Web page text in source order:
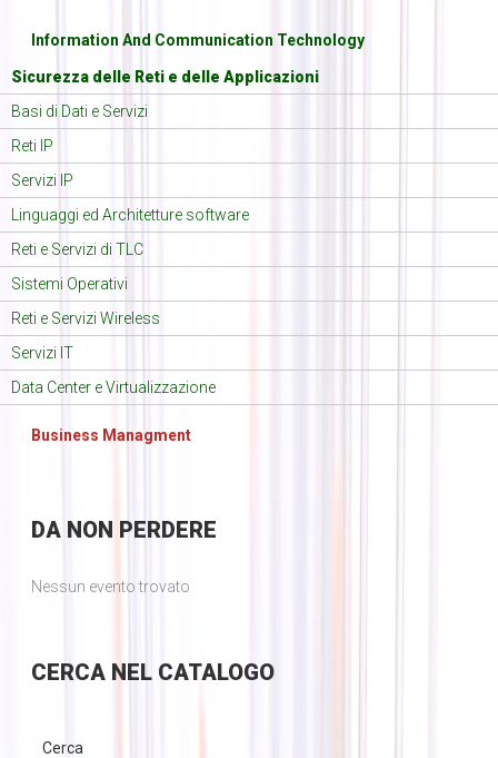
Information And Communication Technology
Sicurezza delle Reti e delle Applicazioni
Basi di Dati e Servizi
Reti IP
Servizi IP
Linguaggi ed Architetture software
Reti e Servizi di TLC
Sistemi Operativi
Reti e Servizi Wireless
Servizi IT
Data Center e Virtualizzazione
Business Managment
DANON PERDERE
Nessun evento trovato
CERCANEL CATALOGO